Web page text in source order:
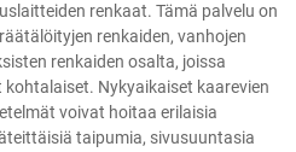
renkaat. Tämä palvelu on
renkaiden, vanhojen
renkaiden osalta, joissa
Nykyaikaiset kaarevien
voivat hoitaa erilaisia
taipumia, sivusuuntasia